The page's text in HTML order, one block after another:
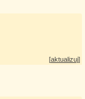
[aktualizuj]